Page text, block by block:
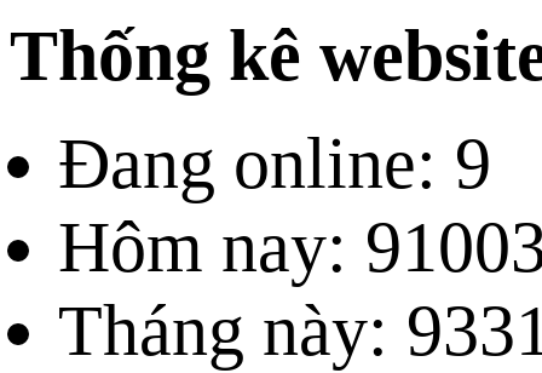
Thống kê
Đang online: 9
Hôm nay:
Tháng này: